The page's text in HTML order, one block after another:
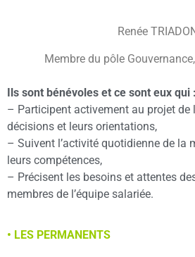
Renée
Membre du pôle
Ils sont bénévoles et ce sont eux qui :
– Participent activement au projet de
décisions et leurs orientations,
– Suivent l’activité quotidienne de la
leurs compétences,
– Précisent les besoins et attentes
membres de l’équipe salariée.
• LES PERMANENTS